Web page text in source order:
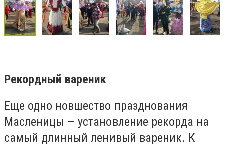
Рекордный вареник
Еще одно новшество празднования
Масленицы — установление рекорда на
самый длинный ленивый вареник. К